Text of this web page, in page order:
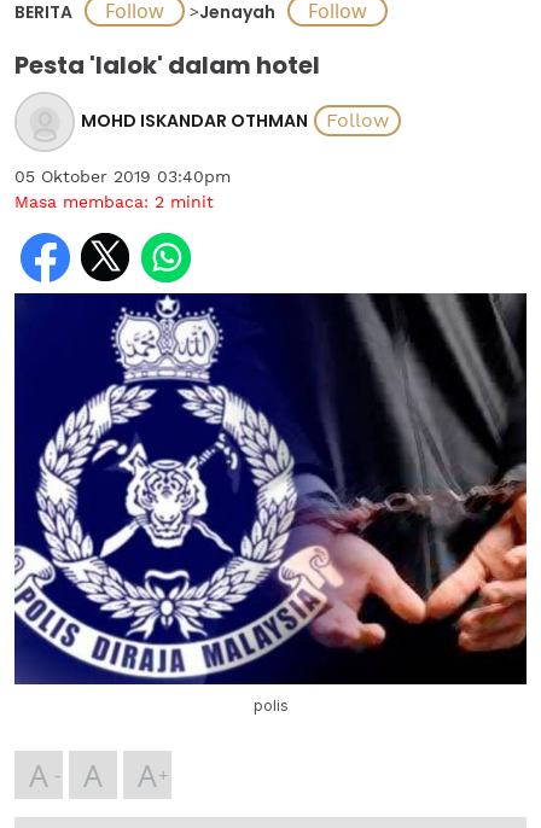
BERITA >Jenayah
Pesta 'lalok' dalam hotel
MOHD ISKANDAR OTHMAN
05 Oktober 2019 03:40pm
Masa membaca: 2 minit
polis
A A A